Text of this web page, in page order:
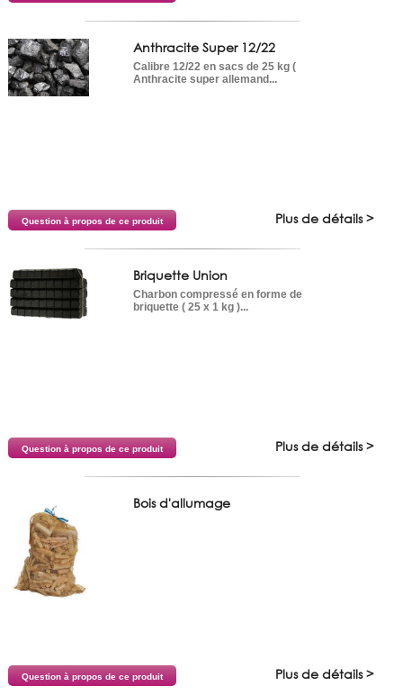
Anthracite Super 12/22
Calibre 12/22 en sacs de 25 kg (
Anthracite super allemand...
Question à propos de ce produit Plus de détails >
Briquette Union
Charbon compressé en forme de
briquette ( 25 x 1 kg )...
Question à propos de ce produit Plus de détails >
Bois d'allumage
Question à propos de ce produit Plus de détails >